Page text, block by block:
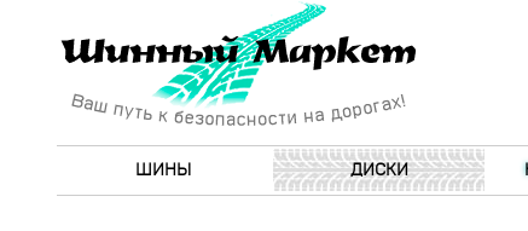
ШИНЫ ДИСКИ